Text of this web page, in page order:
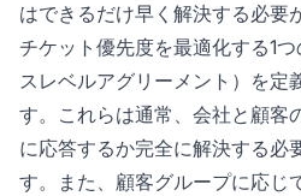
はできるだけ早く解決する必要
チケット優先度を最適化する1つ
スレベルアグリーメント）を定
す。これらは通常、会社と顧客
に応答するか完全に解決する必
す。また、顧客グループに応じ